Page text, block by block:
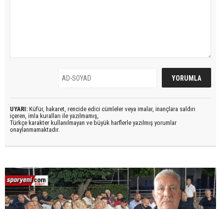
UYARI: Küfür, hakaret, rencide edici cümleler veya imalar, inançlara saldırı
içeren, imla kuralları ile yazılmamış,
Türkçe karakter kullanılmayan ve büyük harflerle yazılmış yorumlar
onaylanmamaktadır.